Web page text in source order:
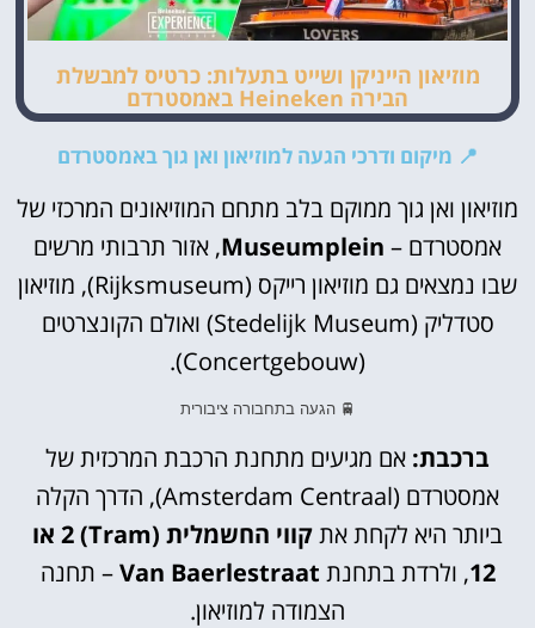
מוזיאון הייניקן ושייט בתעלות: כרטיס למבשלת
הבירה Heineken באמסטרדם
📍 מיקום ודרכי הגעה למוזיאון ואן גוך באמסטרדם
מוזיאון ואן גוך ממוקם בלב מתחם המוזיאונים המרכזי של
אמסטרדם – Museumplein, אזור תרבותי מרשים
שבו נמצאים גם מוזיאון רייקס (Rijksmuseum), מוזיאון
סטדליק (Stedelijk Museum) ואולם הקונצרטים
(Concertgebouw).
🚆 הגעה בתחבורה ציבורית
ברכבת: אם מגיעים מתחנת הרכבת המרכזית של
אמסטרדם (Amsterdam Centraal), הדרך הקלה
ביותר היא לקחת את
קווי החשמלית (Tram) 2 או
12, ולרדת בתחנת Van Baerlestraat– תחנה
הצמודה למוזיאון.